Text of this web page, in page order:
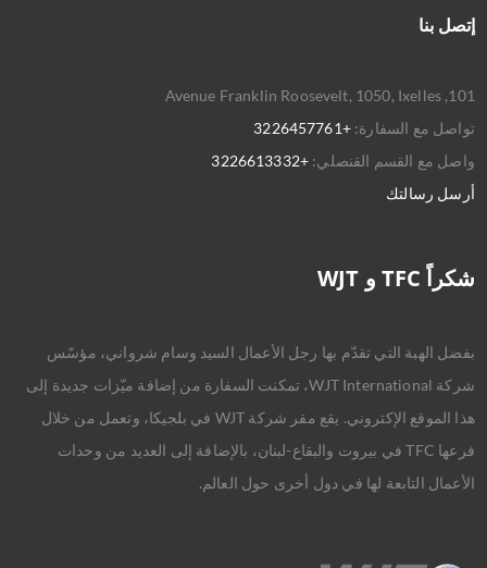
إتصل بنا
101, Avenue Franklin Roosevelt, 1050, Ixelles
تواصل مع السفارة:+3226457761
واصل مع القسم القنصلي: +3226613332
أرسل رسالتك
شكراً TFC و WJT
بفضل الهبة التي تقدّم بها رجل الأعمال السيد وسام شرواني، مؤسّس
شركة WJT International، تمكنت السفارة من إضافة ميّزات جديدة إلى
هذا الموقع الإكتروني. يقع مقر شركة WJT في بلجيكا، وتعمل من خلال
فرعها TFC في بيروت والبقاع-لبنان، بالإضافة إلى العديد من وحدات
الأعمال التابعة لها في دول أخرى حول العالم.